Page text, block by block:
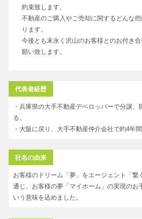
約束致します。
不動産のご購入やご売却に関するどんな
ります。
今後とも末永く沢山のお客様とのお付き
願い致します。
代表者経歴
・兵庫県の大手不動産デベロッパーで分譲、
る。
・大阪に戻り、大手不動産仲介会社で約4年
社名の由来
お客様のドリーム「夢」をエージェント「繋
通じ、お客様の夢「マイホーム」の実現のお
いう意味を込めました。